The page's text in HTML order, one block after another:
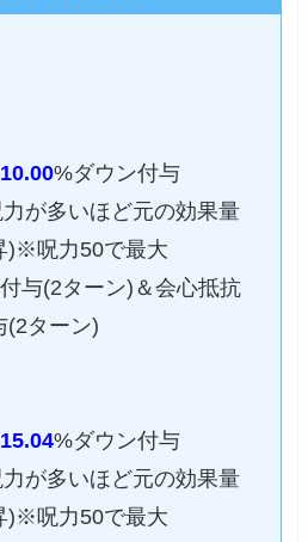
10.00%ダウン付与
が多いほど元の効果量
)※呪力50で最大
与(2ターン)＆会心抵抗
(2ターン)
15.04%ダウン付与
が多いほど元の効果量
)※呪力50で最大